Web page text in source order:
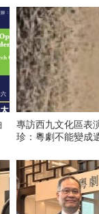
專訪西九文化區表
珍：粵劇不能變成